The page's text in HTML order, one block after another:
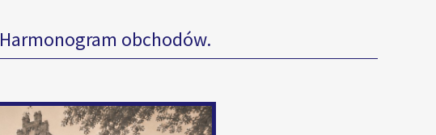
Harmonogram obchodów.